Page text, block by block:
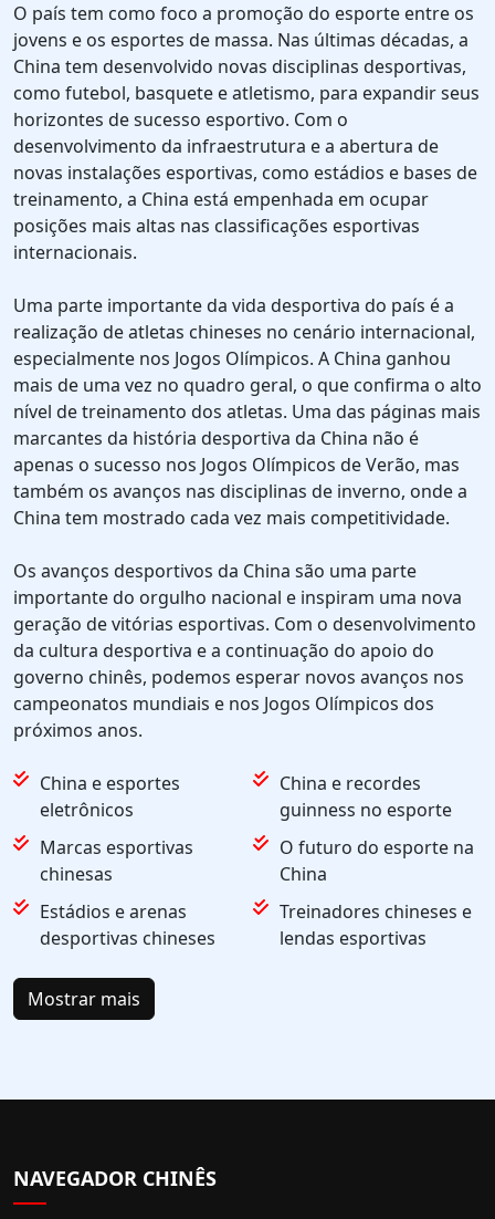
O país tem como foco a promoção do esporte entre os
jovens e os esportes de massa. Nas últimas décadas, a
China tem desenvolvido novas disciplinas desportivas,
como futebol, basquete e atletismo, para expandir seus
horizontes de sucesso esportivo. Com o
desenvolvimento da infraestrutura e a abertura de
novas instalações esportivas, como estádios e bases de
treinamento, a China está empenhada em ocupar
posições mais altas nas classificações esportivas
internacionais.
Uma parte importante da vida desportiva do país é a
realização de atletas chineses no cenário internacional,
especialmente nos Jogos Olímpicos. A China ganhou
mais de uma vez no quadro geral, o que confirma o alto
nível de treinamento dos atletas. Uma das páginas mais
marcantes da história desportiva da China não é
apenas o sucesso nos Jogos Olímpicos de Verão, mas
também os avanços nas disciplinas de inverno, onde a
China tem mostrado cada vez mais competitividade.
Os avanços desportivos da China são uma parte
importante do orgulho nacional e inspiram uma nova
geração de vitórias esportivas. Com o desenvolvimento
da cultura desportiva e a continuação do apoio do
governo chinês, podemos esperar novos avanços nos
campeonatos mundiais e nos Jogos Olímpicos dos
próximos anos.
China e esportes
eletrônicos
China e recordes
guinness no esporte
Marcas esportivas
chinesas
O futuro do esporte na
China
Estádios e arenas
desportivas chineses
Treinadores chineses e
lendas esportivas
Mostrar mais
NAVEGADOR CHINÊS